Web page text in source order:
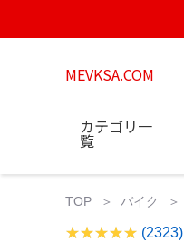
MEVKSA.COM
カテゴリ一
覧
TOP バイク
(2323)